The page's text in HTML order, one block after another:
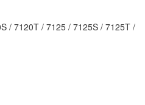
/ 7120T / 7125 / 7125S / 7125T /